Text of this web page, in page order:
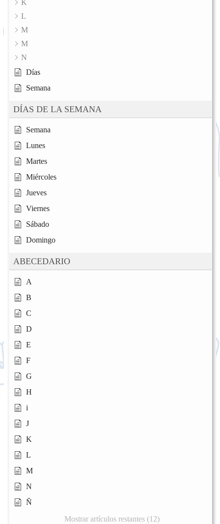
K
L
M
M
N
Días
Semana
DÍAS DE LA SEMANA
Semana
Lunes
Martes
Miércoles
Jueves
Viernes
Sábado
Domingo
ABECEDARIO
A
B
C
D
E
F
G
H
i
J
K
L
M
N
Ñ
Mostrar artículos restantes (12)